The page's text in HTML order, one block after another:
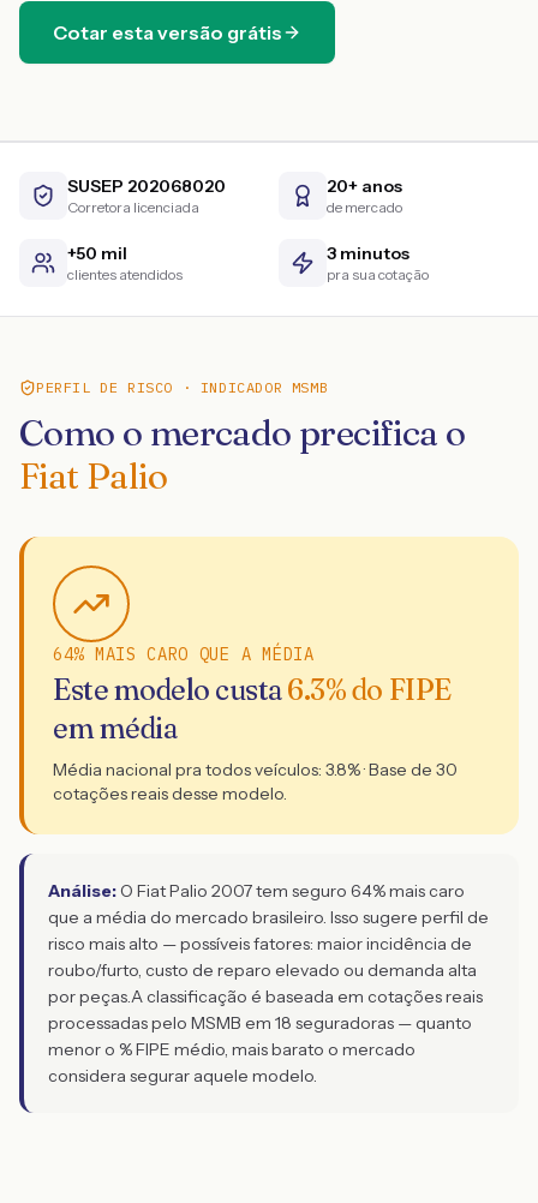
Cotar esta versão grátis
SUSEP 202068020
Corretora licenciada
20+ anos
de mercado
+50 mil
clientes atendidos
3 minutos
pra sua cotação
PERFIL DE RISCO · INDICADOR MSMB
Como o mercado precifica o
Fiat Palio
64% MAIS CARO QUE A MÉDIA
Este modelo custa6.3% do FIPE
em média
Média nacional pra todos veículos: 3.8% · Base de 30
cotações reais desse modelo.
Análise: O Fiat Palio 2007 tem seguro 64% mais caro
que a média do mercado brasileiro. Isso sugere perfil de
risco mais alto — possíveis fatores: maior incidência de
roubo/furto, custo de reparo elevado ou demanda alta
por peças.A classificação é baseada em cotações reais
processadas pelo MSMB em 18 seguradoras — quanto
menor o % FIPE médio, mais barato o mercado
considera segurar aquele modelo.